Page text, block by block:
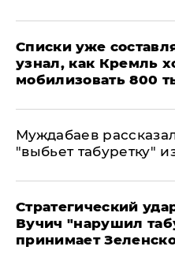
Списки уже
узнал, как Кремль
мобилизовать 800
Муждабаев
"выбьет табуретку"
Стратегический
Вучич "нарушил
принимает